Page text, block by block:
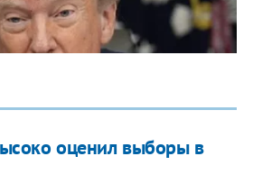
оценил выборы в